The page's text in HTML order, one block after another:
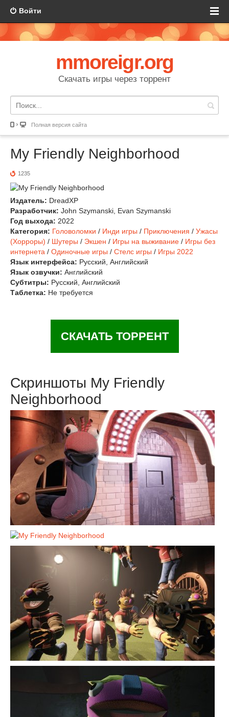
Войти
mmoreigr.org
Скачать игры через торрент
Полная версия сайта
My Friendly Neighborhood
1235
Издатель: DreadXP
Разработчик: John Szymanski, Evan Szymanski
Год выхода: 2022
Категория: Головоломки / Инди игры / Приключения / Ужасы
(Хорроры) / Шутеры / Экшен / Игры на выживание / Игры без
интернета / Одиночные игры / Стелс игры / Игры 2022
Язык интерфейса: Русский, Английский
Язык озвучки: Английский
Субтитры: Русский, Английский
Таблетка: Не требуется
СКАЧАТЬ ТОРРЕНТ
Скриншоты My Friendly
Neighborhood